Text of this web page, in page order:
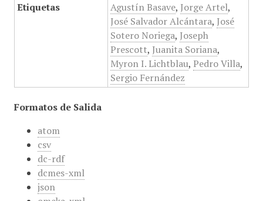
Etiquetas Agustín Basave, Jorge Artel,
José Salvador Alcántara, José
Sotero Noriega, Joseph
Prescott, Juanita Soriana,
Myron I. Lichtblau, Pedro Villa,
Sergio Fernández
Formatos de Salida
atom
csv
dc-rdf
dcmes-xml
json